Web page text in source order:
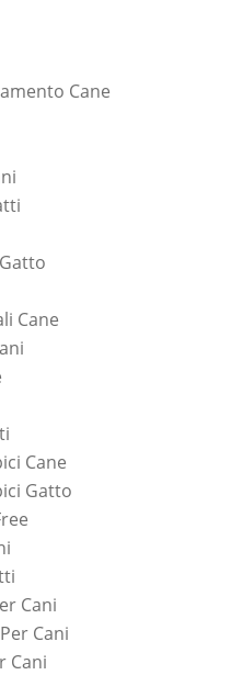
Cane
Cane
Cane
Gatto
Cani
Cani
Cani